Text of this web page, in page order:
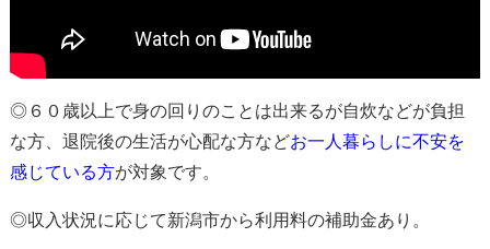
◎６０歳以上で身の回りのことは出来るが自炊などが負担
な方、退院後の生活が心配な方などお一人暮らしに不安を
感じている方が対象です。
◎収入状況に応じて新潟市から利用料の補助金あり。